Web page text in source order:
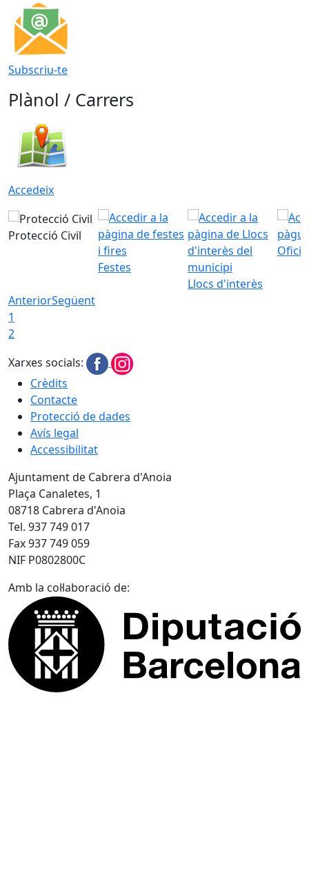
Subscriu-te
Plànol / Carrers
Accedeix
Protecció Civil
Festes
Llocs d'interès
AnteriorSegüent
1
2
Xarxes socials:
Crèdits
Contacte
Protecció de dades
Avís legal
Accessibilitat
Ajuntament de Cabrera d'Anoia
Plaça Canaletes, 1
08718 Cabrera d'Anoia
Tel. 937 749 017
Fax 937 749 059
NIF P0802800C
Amb la col·laboració de: